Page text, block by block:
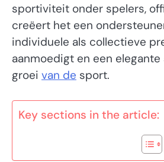
sportiviteit onder spelers,
creëert het een
individuele als collectieve
aanmoedigt en een
groei van de sport.
Key sections in the article: